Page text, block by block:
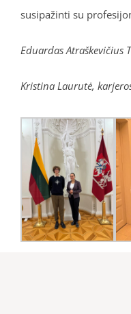
susipažinti su
Eduardas Atraškevičius
Kristina Laurutė,